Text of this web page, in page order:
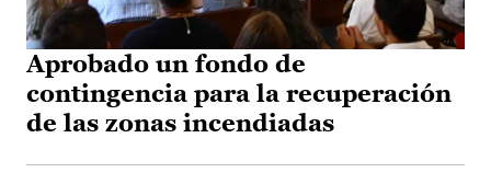
Aprobado un fondo de
contingencia para la recuperación
de las zonas incendiadas